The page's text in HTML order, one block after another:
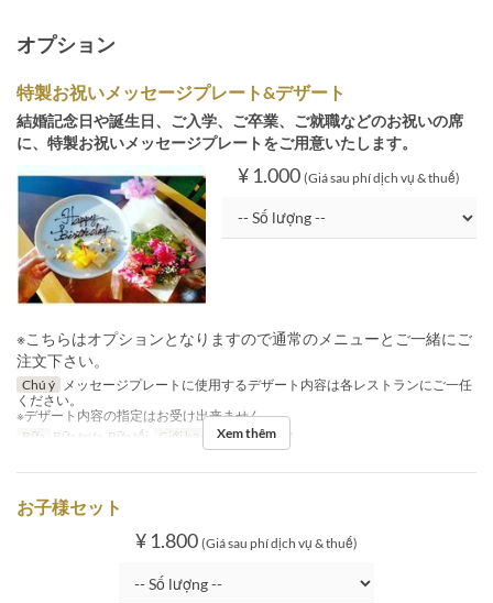
オプション
特製お祝いメッセージプレート&デザート
結婚記念日や誕生日、ご入学、ご卒業、ご就職などのお祝いの席
に、特製お祝いメッセージプレートをご用意いたします。
¥ 1.000 (Giá sau phí dịch vụ & thuế)
※こちらはオプションとなりますので通常のメニューとご一緒にご
注文下さい。
Chú ý
メッセージプレートに使用するデザート内容は各レストランにご一任
ください。
※デザート内容の指定はお受け出来ません。
Bữa
Bữa trưa, Bữa tối Giới hạn dặt món 1 ~ 4
Xem thêm
お子様セット
¥ 1.800 (Giá sau phí dịch vụ & thuế)